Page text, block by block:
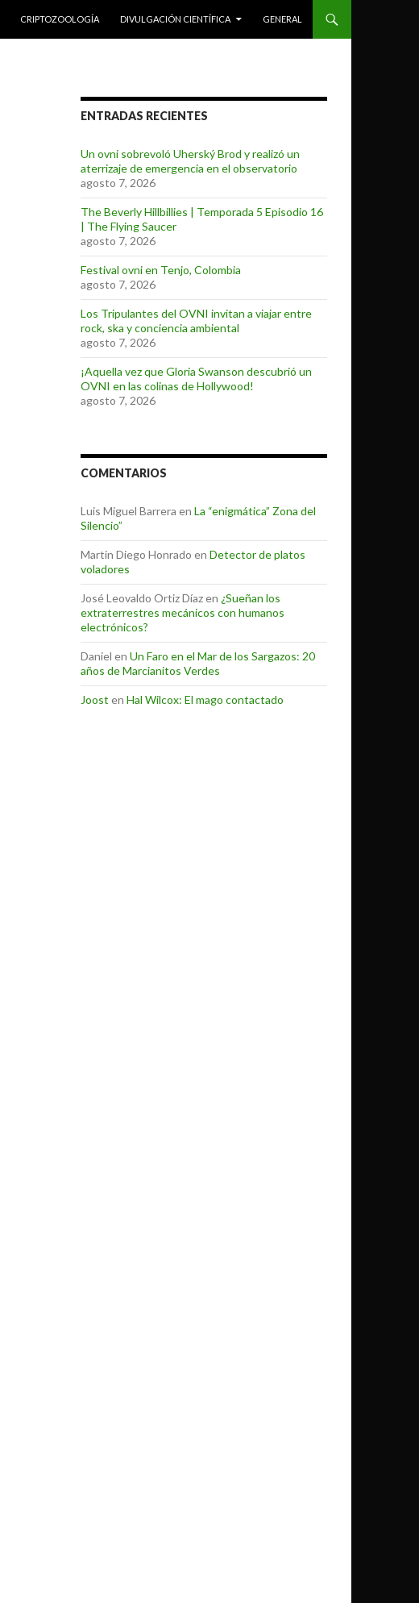
CRIPTOZOOLOGÍA DIVULGACIÓN CIENTÍFICA GENERAL
ENTRADAS RECIENTES
Un ovni sobrevoló Uherský Brod y realizó un
aterrizaje de emergencia en el observatorio
agosto 7, 2026
The Beverly Hillbillies | Temporada 5 Episodio 16
| The Flying Saucer
agosto 7, 2026
Festival ovni en Tenjo, Colombia
agosto 7, 2026
Los Tripulantes del OVNI invitan a viajar entre
rock, ska y conciencia ambiental
agosto 7, 2026
¡Aquella vez que Gloria Swanson descubrió un
OVNI en las colinas de Hollywood!
agosto 7, 2026
COMENTARIOS
Luis Miguel Barrera en La “enigmática” Zona del
Silencio”
Martin Diego Honrado en Detector de platos
voladores
José Leovaldo Ortiz Díazen ¿Sueñan los
extraterrestres mecánicos con humanos
electrónicos?
Daniel en Un Faro en el Mar de los Sargazos: 20
años de Marcianitos Verdes
Joost en Hal Wilcox: El mago contactado